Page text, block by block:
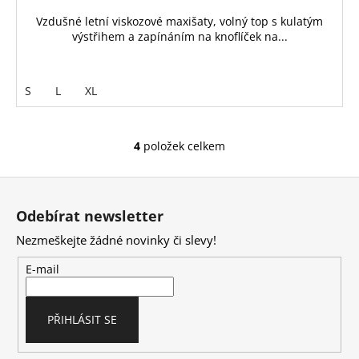
Vzdušné letní viskozové maxišaty, volný top s kulatým
výstřihem a zapínáním na knoflíček na...
S L XL
O
a
c
k
4 položek celkem
Odebírat newsletter
Nezmeškejte žádné novinky či slevy!
E-mail
PŘIHLÁSIT SE